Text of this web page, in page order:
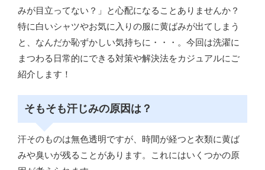
みが目立ってない？」と心配になることありませんか？
特に白いシャツやお気に入りの服に黄ばみが出てしまう
と、なんだか恥ずかしい気持ちに・・・。今回は洗濯に
まつわる日常的にできる対策や解決法をカジュアルにご
紹介します！
そもそも汗じみの原因は？
汗そのものは無色透明ですが、時間が経つと衣類に黄ば
みや臭いが残ることがあります。これにはいくつかの原